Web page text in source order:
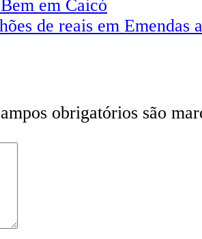
em Caicó
de reais em
obrigatórios são